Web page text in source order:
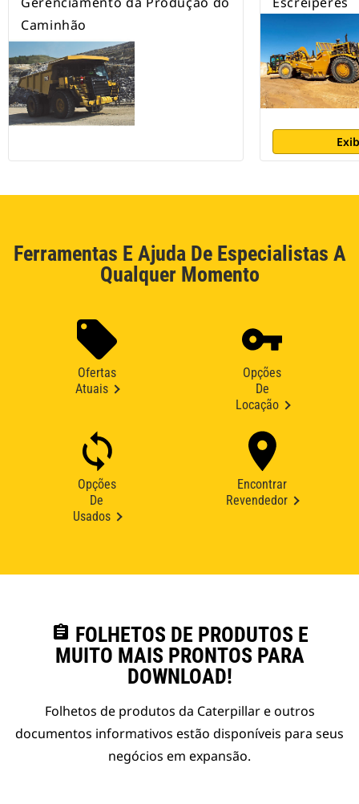
Caminhão
Ferramentas E Ajuda De Especialistas A
Qualquer Momento
Ofertas
Atuais
Opções
De
Locação
Opções
De
Usados
Encontrar
Revendedor
assignment FOLHETOS DE PRODUTOS E
MUITO MAIS PRONTOS PARA
DOWNLOAD!
Folhetos de produtos da Caterpillar e outros
documentos informativos estão disponíveis para seus
negócios em expansão.